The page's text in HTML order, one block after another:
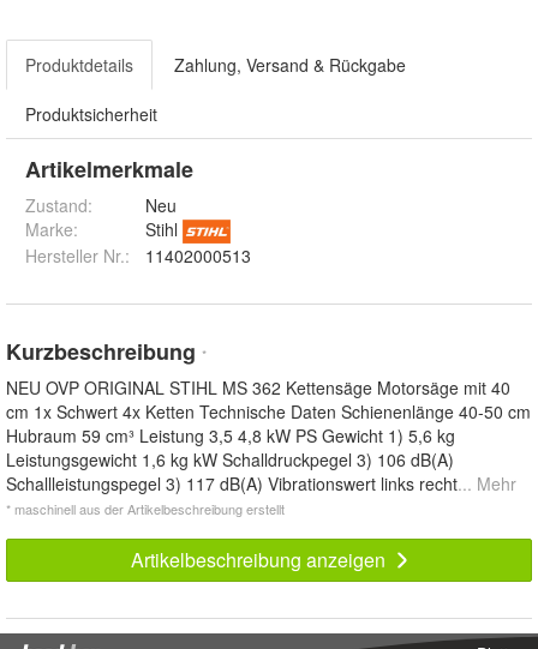
Produktdetails Zahlung, Versand & Rückgabe
Produktsicherheit
Artikelmerkmale
Zustand:
Neu
Marke:
Stihl
Hersteller Nr.:
11402000513
Kurzbeschreibung *
NEU OVP ORIGINAL STIHL MS 362 Kettensäge Motorsäge mit 40
cm 1x Schwert 4x Ketten Technische Daten Schienenlänge 40-50 cm
Hubraum 59 cm³ Leistung 3,5 4,8 kW PS Gewicht 1) 5,6 kg
Leistungsgewicht 1,6 kg kW Schalldruckpegel 3) 106 dB(A)
Schallleistungspegel 3) 117 dB(A) Vibrationswert links recht... Mehr
* maschinell aus der Artikelbeschreibung erstellt
Artikelbeschreibung anzeigen